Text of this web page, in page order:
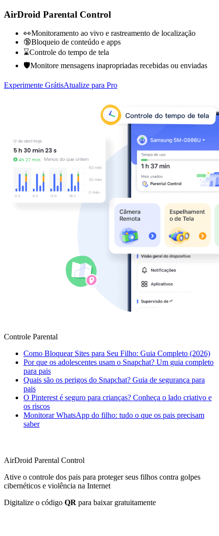
AirDroid Parental Control
👀Monitoramento ao vivo e rastreamento de localização
🔞Bloqueio de conteúdo e apps
⌛Controle do tempo de tela
🛡️Monitore mensagens inapropriadas recebidas ou enviadas
Experimente GrátisAtualize para Pro
Controle Parental
Como Bloquear Sites para Seu Filho: Guia Completo (2026)
Por que os adolescentes usam o Snapchat? Um guia completo
para pais
Quais são os perigos do Snapchat? Guia de segurança para
pais
O Pinterest é seguro para crianças? Conheça o lado criativo e
os riscos
Monitorar WhatsApp do filho: tudo o que os pais precisam
saber
AirDroid Parental Control
Ative o controle dos pais para proteger seus filhos contra golpes
cibernéticos e violência na Internet
Digitalize o código QR para baixar gratuitamente